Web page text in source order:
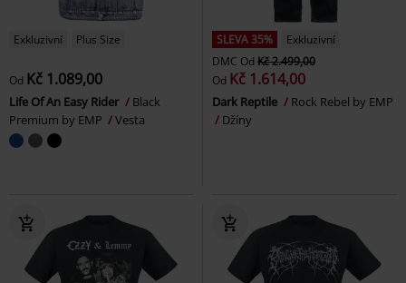
Exkluzivní Plus Size
Od Kč 1.089,00
Life Of An Easy Rider
Black
Premium by EMP
Vesta
SLEVA 35%
Exkluzivní
DMC Od Kč 2.499,00
Od Kč 1.614,00
Dark Reptile
Rock Rebel by EMP
Džíny